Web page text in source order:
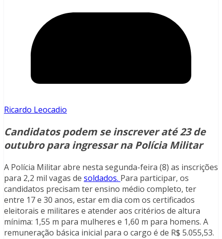
Ricardo Leocadio
Candidatos podem se inscrever até 23 de
outubro para ingressar na Polícia Militar
A Polícia Militar abre nesta segunda-feira (8) as inscrições
para 2,2 mil vagas de soldados. Para participar, os
candidatos precisam ter ensino médio completo, ter
entre 17 e 30 anos, estar em dia com os certificados
eleitorais e militares e atender aos critérios de altura
mínima: 1,55 m para mulheres e 1,60 m para homens. A
remuneração básica inicial para o cargo é de R$ 5.055,53.